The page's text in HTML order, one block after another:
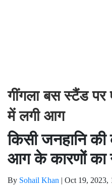
गींगला बस स्टैंड
में लगी आग
किसी जनहानि
आग के कारणों का
By Sohail Khan | Oct 19, 2023,